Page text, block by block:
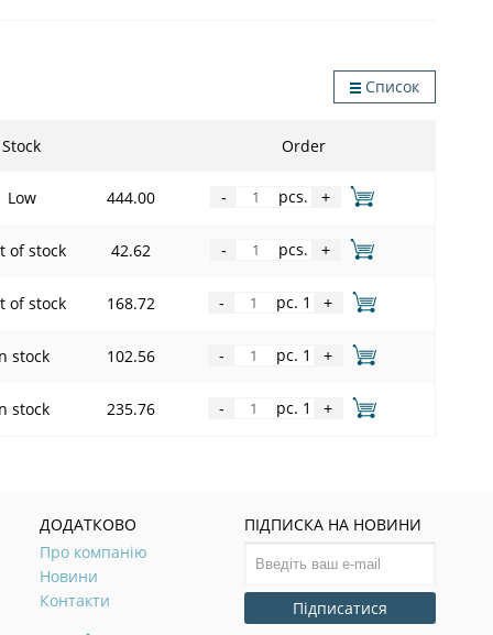
Список
Stock Order
Low 444.00 - pcs. +
of stock 42.62 - pcs. +
of stock 168.72 - pc. 1 +
stock 102.56 - pc. 1 +
stock 235.76 - pc. 1 +
ДОДАТКОВО
Про компанію
Новини
Контакти
ПІДПИСКА НА НОВИНИ
Підписатися